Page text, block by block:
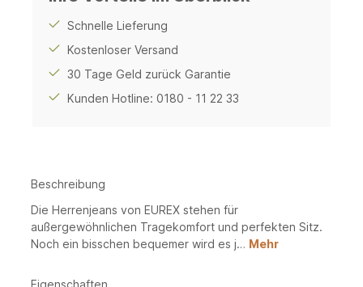
Schnelle Lieferung
Kostenloser Versand
30 Tage Geld zurück Garantie
Kunden Hotline: 0180 - 11 22 33
Beschreibung
Die Herrenjeans von EUREX stehen für
außergewöhnlichen Tragekomfort und perfekten Sitz.
Noch ein bisschen bequemer wird es j… Mehr
Eigenschaften